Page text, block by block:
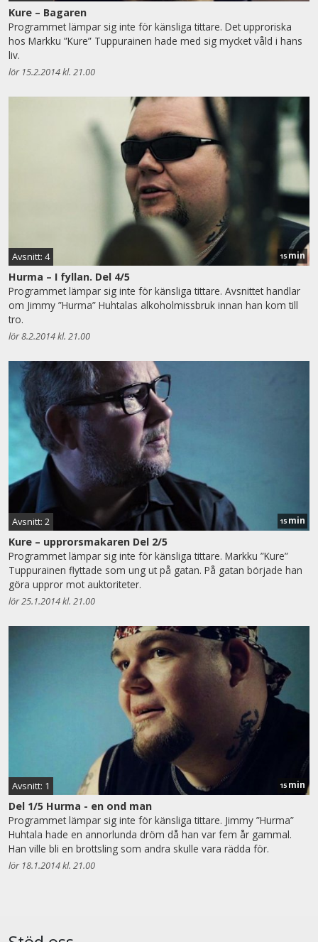
Kure – Bagaren
Programmet lämpar sig inte för känsliga tittare. Det upproriska
hos Markku ”Kure” Tuppurainen hade med sig mycket våld i hans
liv.
lör 15.2.2014 kl. 21.00
Avsnitt: 4 15 min
Hurma – I fyllan. Del 4/5
Programmet lämpar sig inte för känsliga tittare. Avsnittet handlar
om Jimmy ”Hurma” Huhtalas alkoholmissbruk innan han kom till
tro.
lör 8.2.2014 kl. 21.00
Avsnitt: 2 15 min
Kure – upprorsmakaren Del 2/5
Programmet lämpar sig inte för känsliga tittare. Markku ”Kure”
Tuppurainen flyttade som ung ut på gatan. På gatan började han
göra uppror mot auktoriteter.
lör 25.1.2014 kl. 21.00
Avsnitt: 1 15 min
Del 1/5 Hurma - en ond man
Programmet lämpar sig inte för känsliga tittare. Jimmy ”Hurma”
Huhtala hade en annorlunda dröm då han var fem år gammal.
Han ville bli en brottsling som andra skulle vara rädda för.
lör 18.1.2014 kl. 21.00